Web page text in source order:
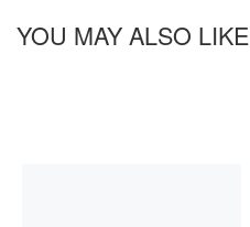
YOU MAY ALSO LIKE